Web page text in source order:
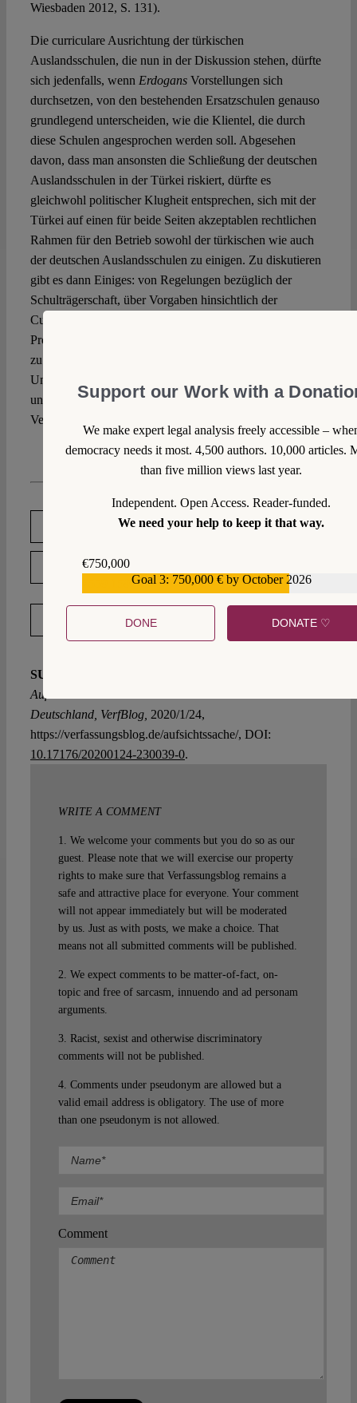
Wiesbaden 2012, S. 131).
Die curriculare Ausrichtung der türkischen
Auslandsschulen, die nun in der Diskussion stehen, dürfte
sich jedenfalls, wenn ErdogansVorstellungen sich
durchsetzen, von den bestehenden Ersatzschulen genauso
grundlegend unterscheiden, wie die Klientel, die durch
diese Schulen angesprochen werden soll. Abgesehen
davon, dass man ansonsten die Schließung der deutschen
Auslandsschulen in der Türkei riskiert, dürfte es
gleichwohl politischer Klugheit entsprechen, sich mit der
Türkei auf einen für beide Seiten akzeptablen rechtlichen
Rahmen für den Betrieb sowohl der türkischen wie auch
der deutschen Auslandsschulen zu einigen. Zu diskutieren
gibt es dann Einiges: von Regelungen bezüglich der
Schulträgerschaft, über Vorgaben hinsichtlich der
Curricula, Bestimmungen zu den Unterrichtssprachen,
Professionalitätsanforderungen an das Lehrpersonal, bis hin
zu Befugnissen der Aufsichtsbehörden sowie auf
Unterricht und Erziehung bezogene Indoktrinationsverbote
und die Beachtung der jeweiligen Toleranz- und
Verfassungsgebote.
DOWNLOAD PDF
LICENSED UNDER CC BY-NC-ND 4.0
EXPORT METADATA
SUGGESTED CITATION
Aufsichtssache: Türkische Auslandsschulen in
Deutschland, VerfBlog, 2020/1/24,
https://verfassungsblog.de/aufsichtssache/, DOI:
10.17176/20200124-230039-0.
WRITE A COMMENT
1. We welcome your comments but you do so as our
guest. Please note that we will exercise our property
rights to make sure that Verfassungsblog remains a
safe and attractive place for everyone. Your comment
will not appear immediately but will be moderated
by us. Just as with posts, we make a choice. That
means not all submitted comments will be published.
2. We expect comments to be matter-of-fact, on-
topic and free of sarcasm, innuendo and ad personam
arguments.
3. Racist, sexist and otherwise discriminatory
comments will not be published.
4. Comments under pseudonym are allowed but a
valid email address is obligatory. The use of more
than one pseudonym is not allowed.
Comment
Support our Work with a
We make expert legal analysis freely accessible –
democracy needs it most. 4,500 authors. 10,000 articles.
than five million views last year.
Independent. Open Access. Reader-funded.
We need your help to keep it that way.
€750,000
Goal 3: 750,000 € by October 2026
DONE DONATE ♡